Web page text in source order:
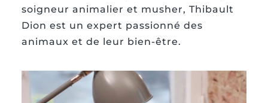
soigneur animalier et musher, Thibault
Dion est un expert passionné des
animaux et de leur bien-être.